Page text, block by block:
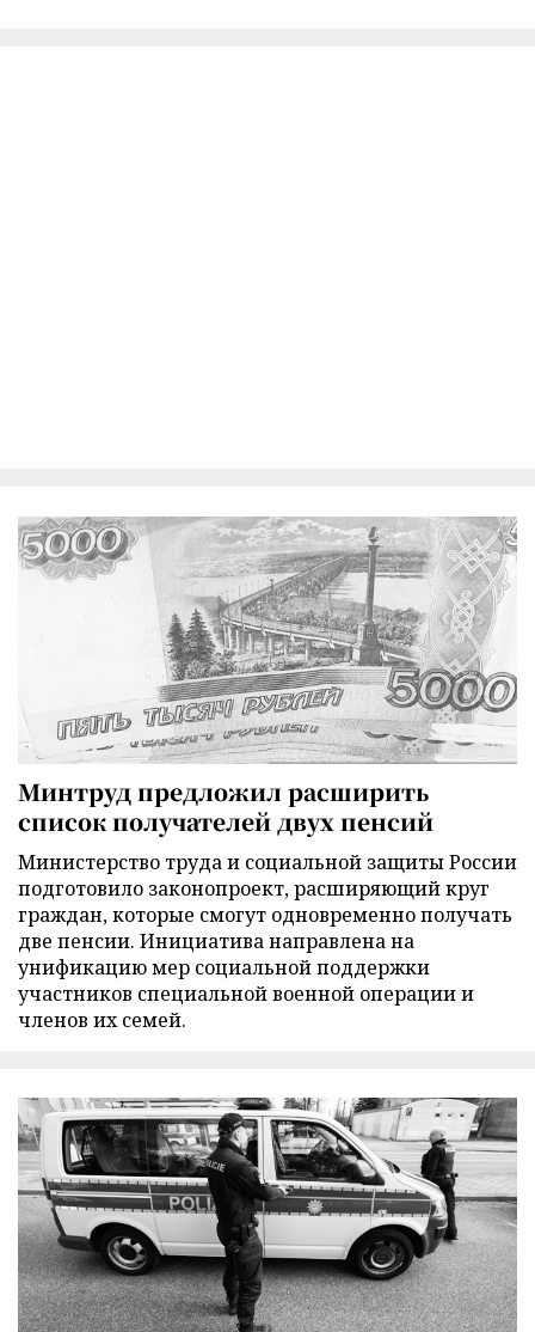
Минтруд предложил расширить
список получателей двух пенсий
Министерство труда и социальной защиты России
подготовило законопроект, расширяющий круг
граждан, которые смогут одновременно получать
две пенсии. Инициатива направлена на
унификацию мер социальной поддержки
участников специальной военной операции и
членов их семей.